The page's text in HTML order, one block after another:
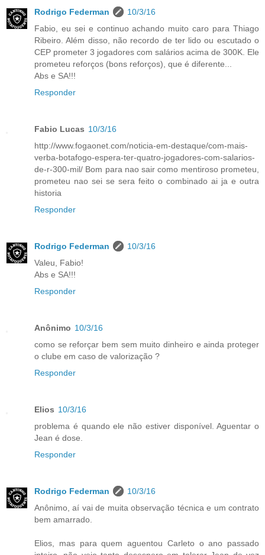
Rodrigo Federman
10/3/16
Fabio, eu sei e continuo achando muito caro para Thiago
Ribeiro. Além disso, não recordo de ter lido ou escutado o
CEP prometer 3 jogadores com salários acima de 300K. Ele
prometeu reforços (bons reforços), que é diferente...
Abs e SA!!!
Responder
Fabio Lucas 10/3/16
http://www.fogaonet.com/noticia-em-destaque/com-mais-
verba-botafogo-espera-ter-quatro-jogadores-com-salarios-
de-r-300-mil/ Bom para nao sair como mentiroso prometeu,
prometeu nao sei se sera feito o combinado ai ja e outra
historia
Responder
Rodrigo Federman
10/3/16
Valeu, Fabio!
Abs e SA!!!
Responder
Anônimo 10/3/16
como se reforçar bem sem muito dinheiro e ainda proteger
o clube em caso de valorização ?
Responder
Elios 10/3/16
problema é quando ele não estiver disponível. Aguentar o
Jean é dose.
Responder
Rodrigo Federman
10/3/16
Anônimo, aí vai de muita observação técnica e um contrato
bem amarrado.
Elios, mas para quem aguentou Carleto o ano passado